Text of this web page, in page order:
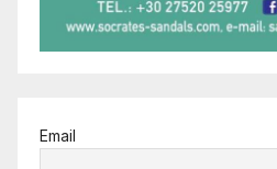
Email